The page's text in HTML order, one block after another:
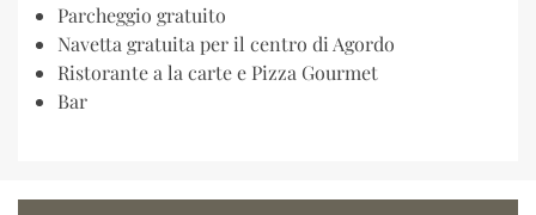
Parcheggio gratuito
Navetta gratuita per il centro di Agordo
Ristorante a la carte e Pizza Gourmet
Bar